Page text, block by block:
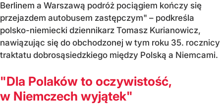
Berlinem a Warszawą podróż pociągiem kończy się
przejazdem autobusem zastępczym" – podkreśla
polsko-niemiecki dziennikarz Tomasz Kurianowicz,
nawiązując się do obchodzonej w tym roku 35. rocznicy
traktatu dobrosąsiedzkiego między Polską a Niemcami.
"Dla Polaków to oczywistość,
w Niemczech wyjątek"